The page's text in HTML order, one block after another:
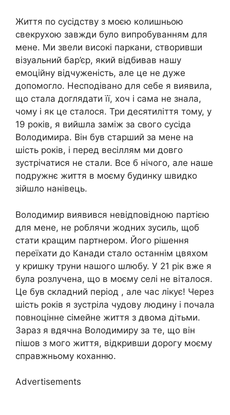
Життя по сусідству з моєю колишньою
свекрухою завжди було випробуванням для
мене. Ми звели високі паркани, створивши
візуальний бар’єр, який відбивав нашу
емоційну відчуженість, але це не дуже
допомогло. Несподівано для себе я виявила,
що стала доглядати її, хоч і сама не знала,
чому і як це сталося. Три десятиліття тому, у
19 років, я вийшла заміж за свого сусіда
Володимира. Він був старший за мене на
шість років, і перед весіллям ми довго
зустрічатися не стали. Все б нічого, але наше
подружнє життя в моєму будинку швидко
зійшло нанівець.
Володимир виявився невідповідною партією
для мене, не роблячи жодних зусиль, щоб
стати кращим партнером. Його рішення
переїхати до Канади стало останнім цвяхом
у кришку труни нашого шлюбу. У 21 рік вже я
була розлучена, що в моєму селі не віталося.
Це був складний період , але час лікує! Через
шість років я зустріла чудову людину і почала
повноцінне сімейне життя з двома дітьми.
Зараз я вдячна Володимиру за те, що він
пішов з мого життя, відкривши дорогу моєму
справжньому коханню.
Advertisements